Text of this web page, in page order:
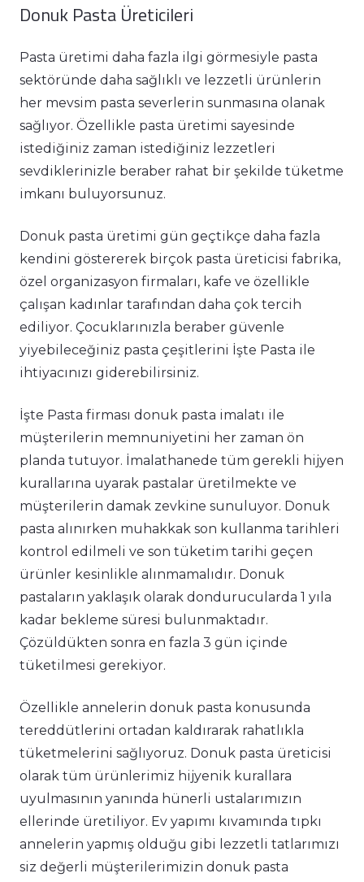
Donuk Pasta Üreticileri
Pasta üretimi daha fazla ilgi görmesiyle pasta
sektöründe daha sağlıklı ve lezzetli ürünlerin
her mevsim pasta severlerin sunmasına olanak
sağlıyor. Özellikle pasta üretimi sayesinde
istediğiniz zaman istediğiniz lezzetleri
sevdiklerinizle beraber rahat bir şekilde tüketme
imkanı buluyorsunuz.
Donuk pasta üretimi gün geçtikçe daha fazla
kendini göstererek birçok pasta üreticisi fabrika,
özel organizasyon firmaları, kafe ve özellikle
çalışan kadınlar tarafından daha çok tercih
ediliyor. Çocuklarınızla beraber güvenle
yiyebileceğiniz pasta çeşitlerini İşte Pasta ile
ihtiyacınızı giderebilirsiniz.
İşte Pasta firması donuk pasta imalatı ile
müşterilerin memnuniyetini her zaman ön
planda tutuyor. İmalathanede tüm gerekli hijyen
kurallarına uyarak pastalar üretilmekte ve
müşterilerin damak zevkine sunuluyor. Donuk
pasta alınırken muhakkak son kullanma tarihleri
kontrol edilmeli ve son tüketim tarihi geçen
ürünler kesinlikle alınmamalıdır. Donuk
pastaların yaklaşık olarak dondurucularda 1 yıla
kadar bekleme süresi bulunmaktadır.
Çözüldükten sonra en fazla 3 gün içinde
tüketilmesi gerekiyor.
Özellikle annelerin donuk pasta konusunda
tereddütlerini ortadan kaldırarak rahatlıkla
tüketmelerini sağlıyoruz. Donuk pasta üreticisi
olarak tüm ürünlerimiz hijyenik kurallara
uyulmasının yanında hünerli ustalarımızın
ellerinde üretiliyor. Ev yapımı kıvamında tıpkı
annelerin yapmış olduğu gibi lezzetli tatlarımızı
siz değerli müşterilerimizin donuk pasta